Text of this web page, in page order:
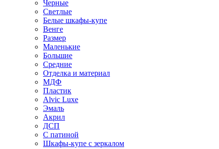
Черные
Светлые
Белые шкафы-купе
Венге
Размер
Маленькие
Большие
Средние
Отделка и материал
МДФ
Пластик
Alvic Luxe
Эмаль
Акрил
ДСП
С патиной
Шкафы-купе с зеркалом